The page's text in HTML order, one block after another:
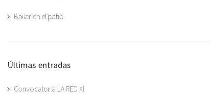
Bailar en el patio
Últimas entradas
Convocatoria LA RED XI